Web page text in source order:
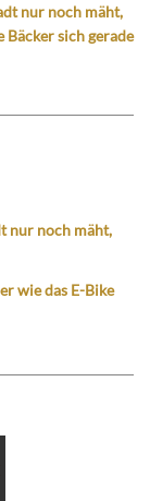
nur noch mäht,
Bäcker sich gerade
nur noch mäht,
wie das E-Bike